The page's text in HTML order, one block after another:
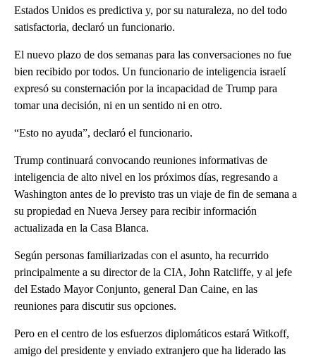
Estados Unidos es predictiva y, por su naturaleza, no del todo
satisfactoria, declaró un funcionario.
El nuevo plazo de dos semanas para las conversaciones no fue
bien recibido por todos. Un funcionario de inteligencia israelí
expresó su consternación por la incapacidad de Trump para
tomar una decisión, ni en un sentido ni en otro.
“Esto no ayuda”, declaró el funcionario.
Trump continuará convocando reuniones informativas de
inteligencia de alto nivel en los próximos días, regresando a
Washington antes de lo previsto tras un viaje de fin de semana a
su propiedad en Nueva Jersey para recibir información
actualizada en la Casa Blanca.
Según personas familiarizadas con el asunto, ha recurrido
principalmente a su director de la CIA, John Ratcliffe, y al jefe
del Estado Mayor Conjunto, general Dan Caine, en las
reuniones para discutir sus opciones.
Pero en el centro de los esfuerzos diplomáticos estará Witkoff,
amigo del presidente y enviado extranjero que ha liderado las